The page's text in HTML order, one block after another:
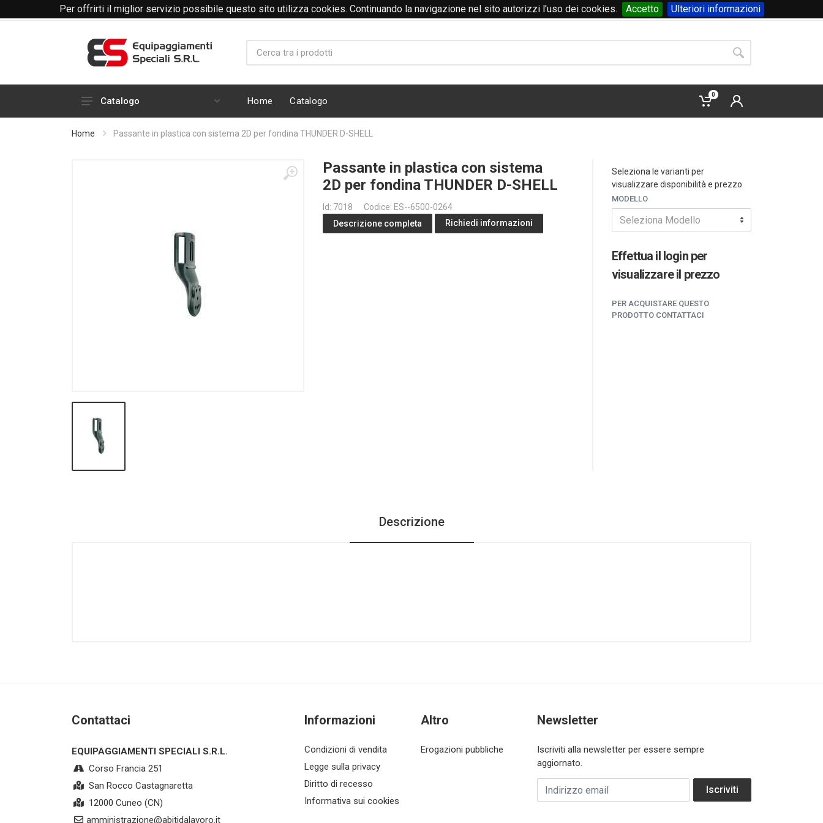
Per offrirti il miglior servizio possibile questo sito utilizza cookies. Continuando la navigazione nel sito autorizzi l'uso dei cookies. Accetto Ulteriori informazioni
Telefono +39 0171 338360 Email: amministrazione@abitidalavoro.it Accedi oregistrati
Calzature
Cinturoni - Buffetteria - Borse -
Regione Liguria
Catalogo Home Catalogo
0
Home Passante in plastica con sistema 2D per fondina THUNDER D-SHELL
Passante in plastica con sistema
2D per fondina THUNDER D-SHELL
Id: 7018
Codice: ES--6500-0264
Descrizione completa
Richiedi informazioni
Seleziona le varianti per
visualizzare disponibilità e prezzo
MODELLO
Seleziona Modello
Effettua il login per
visualizzare il prezzo
PER ACQUISTARE QUESTO
PRODOTTO CONTATTACI
Descrizione
Contattaci
EQUIPAGGIAMENTI SPECIALI S.R.L.
Corso Francia 251
San Rocco Castagnaretta
12000 Cuneo (CN)
amministrazione@abitidalavoro.it
Informazioni
Condizioni di vendita
Legge sulla privacy
Diritto di recesso
Informativa sui cookies
Altro
Erogazioni pubbliche
Newsletter
Iscriviti alla newsletter per essere sempre
aggiornato.
Indirizzo email Iscriviti